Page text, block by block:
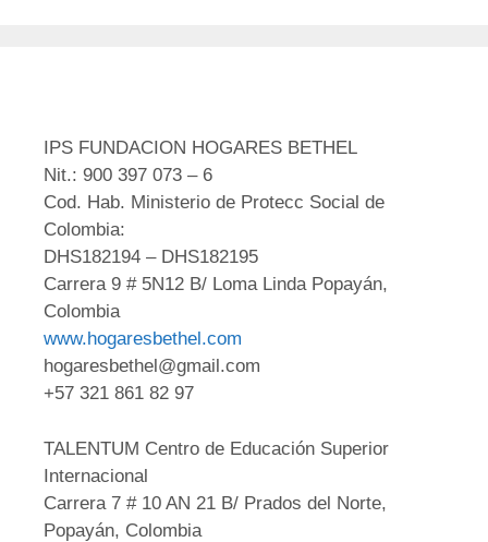
IPS FUNDACION HOGARES BETHEL
Nit.: 900 397 073 – 6
Cod. Hab. Ministerio de Protecc Social de
Colombia:
DHS182194 – DHS182195
Carrera 9 # 5N12 B/ Loma Linda Popayán,
Colombia
www.hogaresbethel.com
hogaresbethel@gmail.com
+57 321 861 82 97
TALENTUM Centro de Educación Superior
Internacional
Carrera 7 # 10 AN 21 B/ Prados del Norte,
Popayán, Colombia